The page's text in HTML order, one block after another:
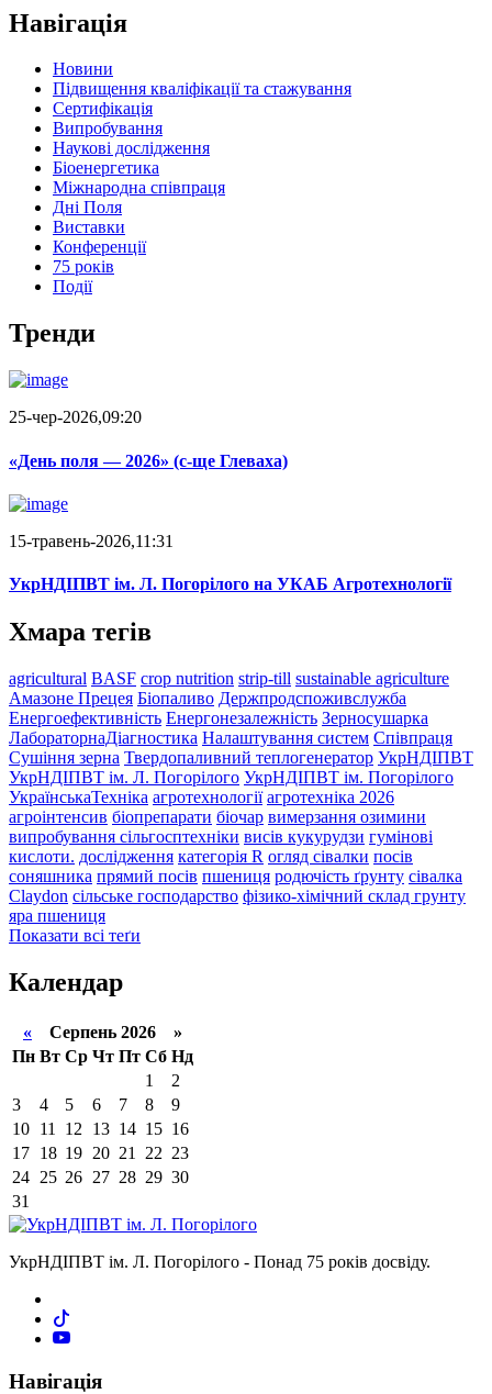
Навігація
Новини
Підвищення кваліфікації та стажування
Сертифікація
Випробування
Наукові дослідження
Біоенергетика
Міжнародна співпраця
Дні Поля
Виставки
Конференції
75 років
Події
Тренди
25-чер-2026,09:20
«День поля — 2026» (c-ще Глеваха)
15-травень-2026,11:31
УкрНДІПВТ ім. Л. Погорілого на УКАБ Агротехнології
Хмара тегів
agricultural BASF crop nutrition strip-till sustainable agriculture
Амазоне Прецея Біопаливо Держпродспоживслужба
Енергоефективність Енергонезалежність Зерносушарка
ЛабораторнаДіагностика Налаштування систем Співпраця
Сушіння зерна Твердопаливний теплогенератор УкрНДІПВТ
УкрНДІПВТ ім. Л. Погорілого УкрНДІПВТ ім. Погорілого
УкраїнськаТехніка агротехнології агротехніка 2026
агроінтенсив біопрепарати біочар вимерзання озимини
випробування сільгосптехніки висів кукурудзи гумінові
кислоти. дослідження категорія R огляд сівалки посів
соняшника прямий посів пшениця родючість ґрунту сівалка
Claydon сільське господарство фізико-хімічний склад грунту
яра пшениця
Показати всі теґи
Календар
« Серпень 2026 »
Пн Вт Ср Чт Пт Сб Нд
1
2
3
4 5 6 7 8
9
10 11 12 13 14 15 16
17 18 19 20 21 22 23
24 25 26 27 28 29 30
31
УкрНДІПВТ ім. Л. Погорілого - Понад 75 років досвіду.
Навігація